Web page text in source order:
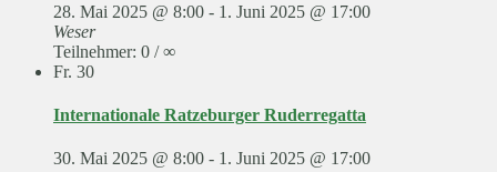
28. Mai 2025 @ 8:00 - 1. Juni 2025 @ 17:00
Weser
Teilnehmer: 0 / ∞
Fr. 30
Internationale Ratzeburger Ruderregatta
30. Mai 2025 @ 8:00 - 1. Juni 2025 @ 17:00